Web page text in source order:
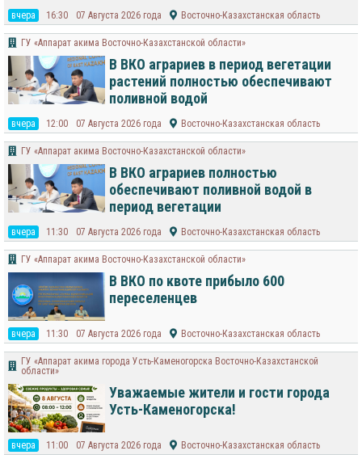
вчера 16:30 07 Августа 2026 года Восточно-Казахстанская область
ГУ «Аппарат акима Восточно-Казахстанской области»
В ВКО аграриев в период вегетации
растений полностью обеспечивают
поливной водой
вчера 12:00 07 Августа 2026 года Восточно-Казахстанская область
ГУ «Аппарат акима Восточно-Казахстанской области»
В ВКО аграриев полностью
обеспечивают поливной водой в
период вегетации
вчера 11:30 07 Августа 2026 года Восточно-Казахстанская область
ГУ «Аппарат акима Восточно-Казахстанской области»
В ВКО по квоте прибыло 600
переселенцев
вчера 11:30 07 Августа 2026 года Восточно-Казахстанская область
ГУ «Аппарат акима города Усть-Каменогорска Восточно-Казахстанской
области»
Уважаемые жители и гости города
Усть-Каменогорска!
вчера 11:00 07 Августа 2026 года Восточно-Казахстанская область